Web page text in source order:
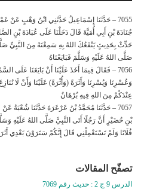
7055 – حَدَّثَنَا إِسْمَاعِيلُ حَدَّثَنِي ابْنُ وَهْبٍ
جُنَادَةَ بْنِ أَبِي أُمَيَّةَ قَالَ دَخَلْنَا عَلَى عُبَادَةَ بْنِ
حَدِّثْ بِحَدِيثٍ يَنْفَعُكَ اللهُ بِهِ سَمِعْتَهُ مِنَ النَّبِيِّ
صَلَّى اللهُ عَلَيْهِ وَسَلَّمَ فَبَايَعْنَاهُ
7056 – فَقَالَ فِيمَا أَخَذَ عَلَيْنَا أَنْ بَايَعَنَا
وَعُسْرِنَا وَيُسْرِنَا وَأَثَرَةً (وَأُثْرَةً) عَلَيْنَا وَأَنْ لَا نُنَازِعَ
عِنْدَكُمْ مِنَ اللهِ فِيهِ بُرْهَانٌ
7057 – حَدَّثَنَا مُحَمَّدُ بْنُ عَرْعَرَةَ حَدَّثَنَا
بْنِ حُضَيْرٍ أَنَّ رَجُلًا أَتَى النَّبِيَّ صَلَّى اللهُ عَلَيْهِ
فُلَانًا وَلَمْ تَسْتَعْمِلْنِي قَالَ إِنَّكُمْ سَتَرَوْنَ بَعْدِي
تصفّح المقالات
الدرس 9 ج 2 : حديث رقم 7069